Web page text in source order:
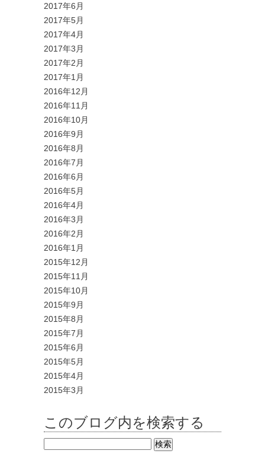
2017年6月
2017年5月
2017年4月
2017年3月
2017年2月
2017年1月
2016年12月
2016年11月
2016年10月
2016年9月
2016年8月
2016年7月
2016年6月
2016年5月
2016年4月
2016年3月
2016年2月
2016年1月
2015年12月
2015年11月
2015年10月
2015年9月
2015年8月
2015年7月
2015年6月
2015年5月
2015年4月
2015年3月
このブログ内を検索する